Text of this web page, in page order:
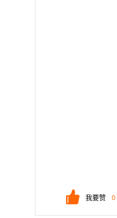
我要赞 0